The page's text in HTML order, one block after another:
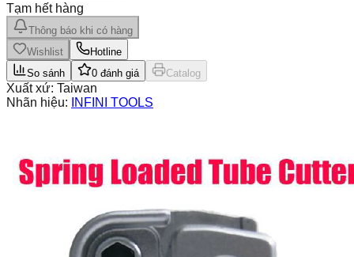
Tạm hết hàng
Thông báo khi có hàng
Wishlist
Hotline
So sánh
0 đánh giá Catalog
Xuất xứ: Taiwan
Nhãn hiệu:
INFINI TOOLS